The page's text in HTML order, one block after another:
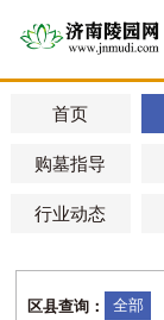
首页
购墓指导
行业动态
区县查询： 全部